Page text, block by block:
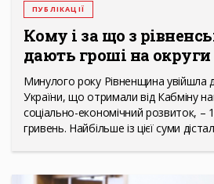
ПУБЛІКАЦІЇ
Кому і за що з
дають гроші на округи
Минулого року Рівненщина увійшла
України, що отримали від Кабміну
соціально-економічний розвиток, –
гривень. Найбільше із цієї суми